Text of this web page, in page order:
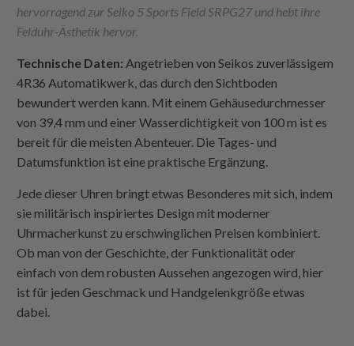
hervorragend zur Seiko 5 Sports Field SRPG27 und hebt ihre
Felduhr-Ästhetik hervor.
Technische Daten:Angetrieben von Seikos zuverlässigem
4R36 Automatikwerk, das durch den Sichtboden
bewundert werden kann. Mit einem Gehäusedurchmesser
von 39,4 mm und einer Wasserdichtigkeit von 100 m ist es
bereit für die meisten Abenteuer. Die Tages- und
Datumsfunktion ist eine praktische Ergänzung.
Jede dieser Uhren bringt etwas Besonderes mit sich, indem
sie militärisch inspiriertes Design mit moderner
Uhrmacherkunst zu erschwinglichen Preisen kombiniert.
Ob man von der Geschichte, der Funktionalität oder
einfach von dem robusten Aussehen angezogen wird, hier
ist für jeden Geschmack und Handgelenkgröße etwas
dabei.